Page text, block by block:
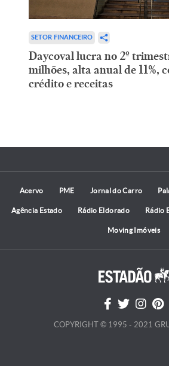
SETOR FINANCEIRO
Daycoval lucra no 2º
milhões, alta anual de 11%,
crédito e receitas
Acervo PME Jornal do Carro
Agência Estado Rádio Eldorado Rádio
Moving Imóveis
COPYRIGHT © 1995 - 2021